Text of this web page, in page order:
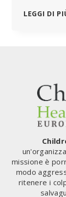
LEGGI DI
missione è
modo
ritenere i